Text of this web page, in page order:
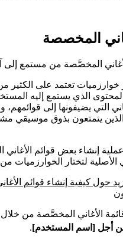
المخصصة
المخصَّصة من مستمع إلى
خوارزميات تعتمد على الكثير
المحتوى الذي يستمع إليه
التي يضيفونها إلى قوائمهم،
يتمتعون بذوق موسيقي
إنشاء بعض قوائم الأغاني
لتختار الخوارزميات من
حول كيفية إنشاء قوائم
الأغاني المخصَّصة من خلال
أجل [اسم المستخدم]